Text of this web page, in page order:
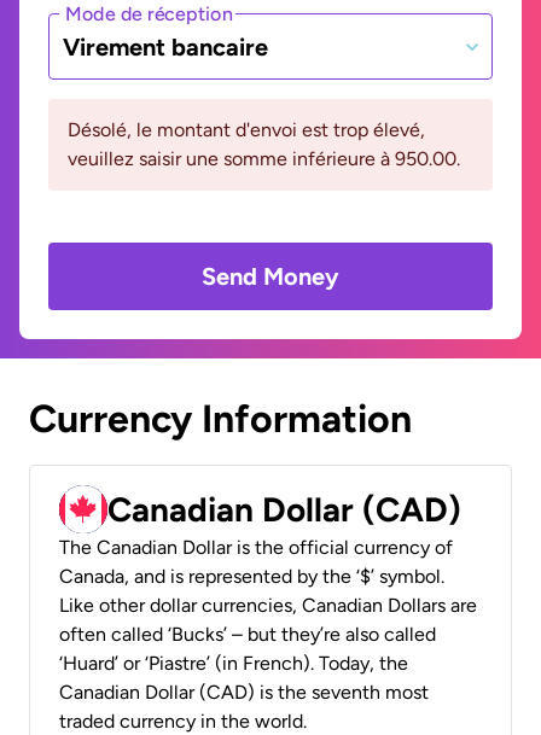
Mode de réception
Virement bancaire
Désolé, le montant d'envoi est trop élevé,
veuillez saisir une somme inférieure à 950.00.
Send Money
Currency Information
Canadian Dollar (CAD)
The Canadian Dollar is the official currency of
Canada, and is represented by the ‘$’ symbol.
Like other dollar currencies, Canadian Dollars are
often called ‘Bucks’ – but they’re also called
‘Huard’ or ‘Piastre’ (in French). Today, the
Canadian Dollar (CAD) is the seventh most
traded currency in the world.